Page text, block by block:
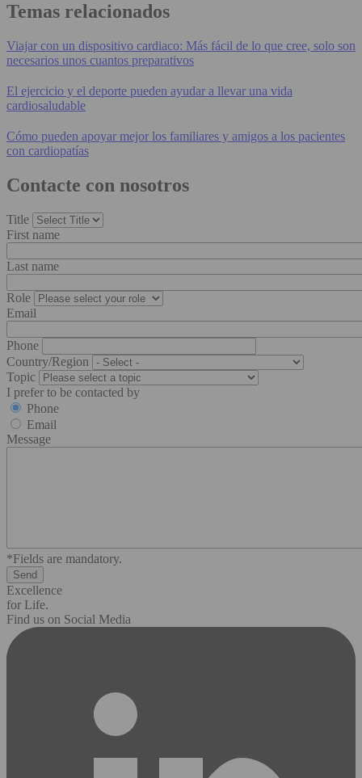
Temas relacionados
Viajar con un dispositivo cardiaco: Más fácil de lo que cree, solo son
necesarios unos cuantos preparativos
El ejercicio y el deporte pueden ayudar a llevar una vida
cardiosaludable
Cómo pueden apoyar mejor los familiares y amigos a los pacientes
con cardiopatías
Contacte con nosotros
Title
First name
Last name
Role
Email
Phone
Country/Region
Topic
I prefer to be contacted by
Phone
Email
Message
*Fields are mandatory.
Excellence
for Life.
Find us on Social Media